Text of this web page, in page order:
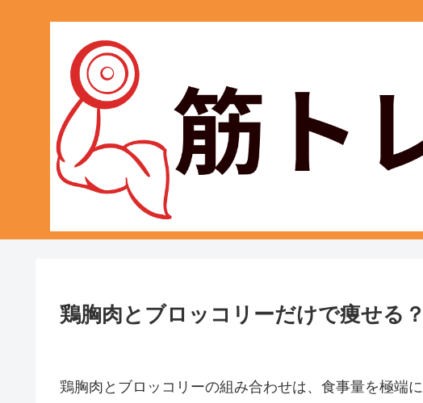
鶏胸肉とブロッコリーだけで痩せる？
鶏胸肉とブロッコリーの組み合わせは、食事量を極端